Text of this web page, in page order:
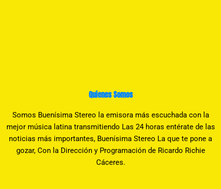
Quienes Somos
Somos Buenísima Stereo la emisora más escuchada con la
mejor música latina transmitiendo Las 24 horas entérate de las
noticias más importantes, Buenísima Stereo La que te pone a
gozar, Con la Dirección y Programación de Ricardo Richie
Cáceres.